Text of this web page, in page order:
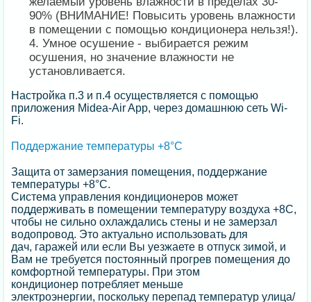
90% (ВНИМАНИЕ! Повысить уровень влажности
в помещении с помощью кондиционера нельзя!).
Умное осушение - выбирается режим
осушения, но значение влажности не
установливается.
Настройка п.3 и п.4 осуществляется с помощью
приложения Midea-Air App, через домашнюю сеть Wi-
Fi.
Поддержание температуры +8°С
Защита от замерзания помещения, поддержание
температуры +8°С.
Система управления кондиционеров может
поддерживать в помещении температуру воздуха +8С,
чтобы не сильно охлаждались стены и не замерзал
водопровод. Это актуально использовать для
дач, гаражей или если Вы уезжаете в отпуск зимой, и
Вам не требуется постоянный прогрев помещения до
комфортной температуры. При этом
кондиционер потребляет меньше
электроэнергии, поскольку перепад температур улица/